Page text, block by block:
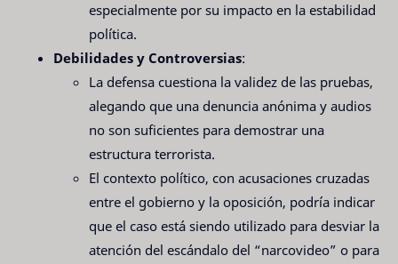
especialmente por su impacto en la estabilidad
política.
Debilidades y Controversias:
La defensa cuestiona la validez de las pruebas,
alegando que una denuncia anónima y audios
no son suficientes para demostrar una
estructura terrorista.
El contexto político, con acusaciones cruzadas
entre el gobierno y la oposición, podría indicar
que el caso está siendo utilizado para desviar la
atención del escándalo del “narcovideo” o para